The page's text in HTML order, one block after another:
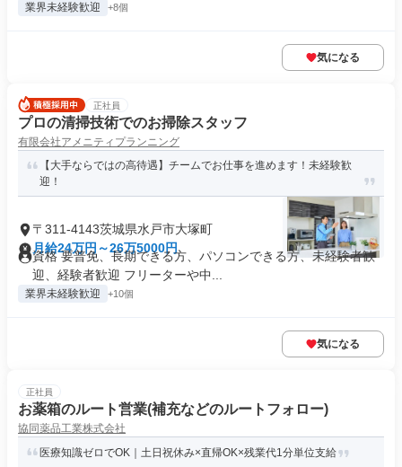
業界未経験歓迎 +8個
気になる
正社員
プロの清掃技術でのお掃除スタッフ
有限会社アメニティプランニング
【大手ならではの高待遇】チームでお仕事を進めます！未経験歓
迎！
〒311-4143茨城県水戸市大塚町
月給24万円～26万5000円
資格 要普免、長期できる方、パソコンできる方、未経験者歓
迎、経験者歓迎 フリーターや中...
業界未経験歓迎 +10個
気になる
正社員
お薬箱のルート営業(補充などのルートフォロー)
協同薬品工業株式会社
医療知識ゼロでOK｜土日祝休み×直帰OK×残業代1分単位支給